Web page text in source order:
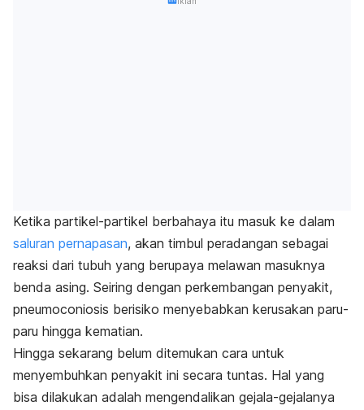
Ketika partikel-partikel berbahaya itu masuk ke dalam
saluran pernapasan, akan timbul peradangan sebagai
reaksi dari tubuh yang berupaya melawan masuknya
benda asing. Seiring dengan perkembangan penyakit,
pneumoconiosis berisiko menyebabkan kerusakan paru-
paru hingga kematian.
Hingga sekarang belum ditemukan cara untuk
menyembuhkan penyakit ini secara tuntas. Hal yang
bisa dilakukan adalah mengendalikan gejala-gejalanya